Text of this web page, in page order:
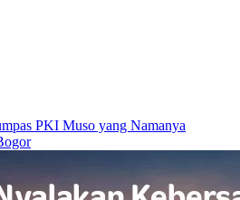
PKI Muso yang Namanya